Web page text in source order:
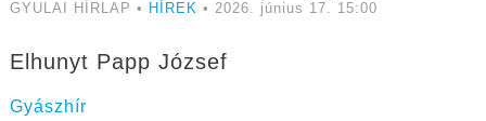
GYULAI HÍRLAP • HÍREK • 2026. június 17. 15:00
Elhunyt Papp József
Gyászhír